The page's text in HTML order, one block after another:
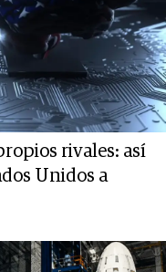
rivales: así
Unidos a